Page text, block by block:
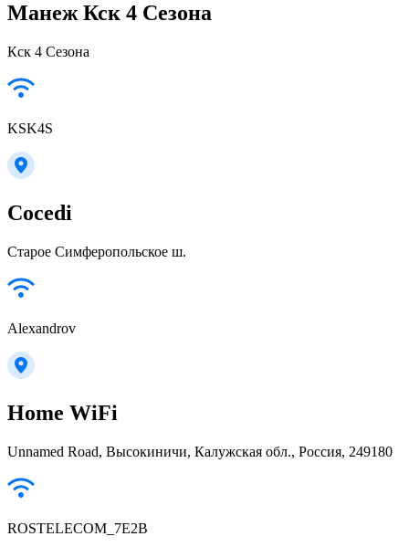
Манеж Кск 4 Сезона
Кск 4 Сезона
KSK4S
Cocedi
Старое Симферопольское ш.
Alexandrov
Home WiFi
Unnamed Road, Высокиничи, Калужская обл., Россия, 249180
ROSTELECOM_7E2B